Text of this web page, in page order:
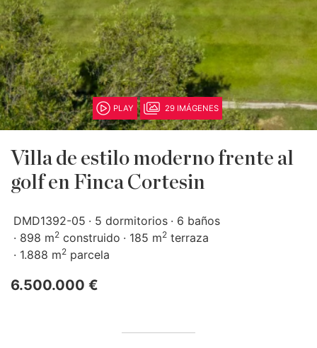
PLAY 29 IMÁGENES
Villa de estilo moderno frente al
golf en Finca Cortesin
DMD1392-05 5 dormitorios
6 baños
898 m2 construido 185 m2 terraza
1.888 m2 parcela
6.500.000 €